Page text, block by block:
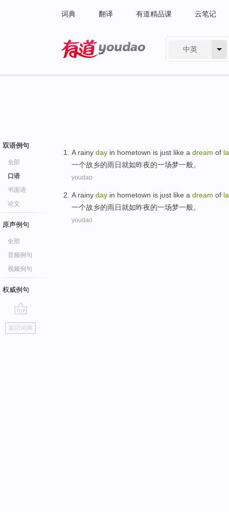
词典 翻译 有道精品课 云笔记
中英
双语例句
全部
口语
书面语
论文
原声例句
全部
音频例句
视频例句
权威例句
go
top
返回词典
A rainy day in hometown is just like a dream of
一个故乡的雨日就如昨夜的一场梦一般。
youdao
A rainy day in hometown is just like a dream of
一个故乡的雨日就如昨夜的一场梦一般。
youdao